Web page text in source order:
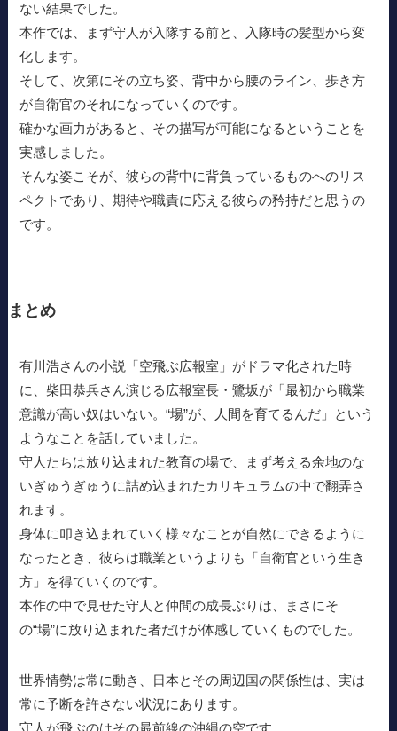
ない結果でした。
本作では、まず守人が入隊する前と、入隊時の髪型から変
化します。
そして、次第にその立ち姿、背中から腰のライン、歩き方
が自衛官のそれになっていくのです。
確かな画力があると、その描写が可能になるということを
実感しました。
そんな姿こそが、彼らの背中に背負っているものへのリス
ペクトであり、期待や職責に応える彼らの矜持だと思うの
です。
まとめ
有川浩さんの小説「空飛ぶ広報室」がドラマ化された時
に、柴田恭兵さん演じる広報室長・鷺坂が「最初から職業
意識が高い奴はいない。“場”が、人間を育てるんだ」という
ようなことを話していました。
守人たちは放り込まれた教育の場で、まず考える余地のな
いぎゅうぎゅうに詰め込まれたカリキュラムの中で翻弄さ
れます。
身体に叩き込まれていく様々なことが自然にできるように
なったとき、彼らは職業というよりも「自衛官という生き
方」を得ていくのです。
本作の中で見せた守人と仲間の成長ぶりは、まさにそ
の“場”に放り込まれた者だけが体感していくものでした。
世界情勢は常に動き、日本とその周辺国の関係性は、実は
常に予断を許さない状況にあります。